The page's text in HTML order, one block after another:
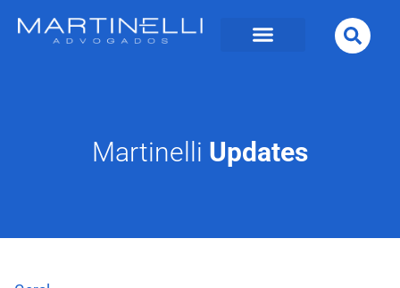
Martinelli Updates